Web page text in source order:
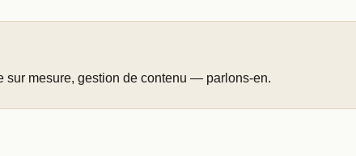
sur mesure, gestion de contenu — parlons-en.